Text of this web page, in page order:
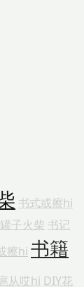
书式或擦hi
子火柴 书记
擦hi 书籍
从哎hi DIY花